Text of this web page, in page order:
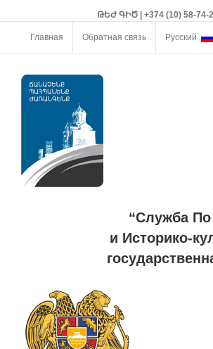
ԹԵԺ ԳԻԾ | +374 (10) 58-74-
Главная Обратная связь Русский
“Служба
и Историко-